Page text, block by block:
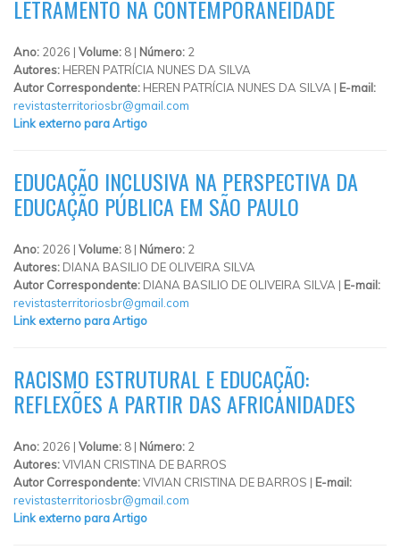
LETRAMENTO NA CONTEMPORANEIDADE
Ano: 2026 | Volume: 8 | Número: 2
Autores: HEREN PATRÍCIA NUNES DA SILVA
Autor Correspondente: HEREN PATRÍCIA NUNES DA SILVA | E-mail:
revistasterritoriosbr@gmail.com
Link externo para Artigo
EDUCAÇÃO INCLUSIVA NA PERSPECTIVA DA
EDUCAÇÃO PÚBLICA EM SÃO PAULO
Ano: 2026 | Volume: 8 | Número: 2
Autores: DIANA BASILIO DE OLIVEIRA SILVA
Autor Correspondente: DIANA BASILIO DE OLIVEIRA SILVA | E-mail:
revistasterritoriosbr@gmail.com
Link externo para Artigo
RACISMO ESTRUTURAL E EDUCAÇÃO:
REFLEXÕES A PARTIR DAS AFRICANIDADES
Ano: 2026 | Volume: 8 | Número: 2
Autores:VIVIAN CRISTINA DE BARROS
Autor Correspondente:VIVIAN CRISTINA DE BARROS | E-mail:
revistasterritoriosbr@gmail.com
Link externo para Artigo